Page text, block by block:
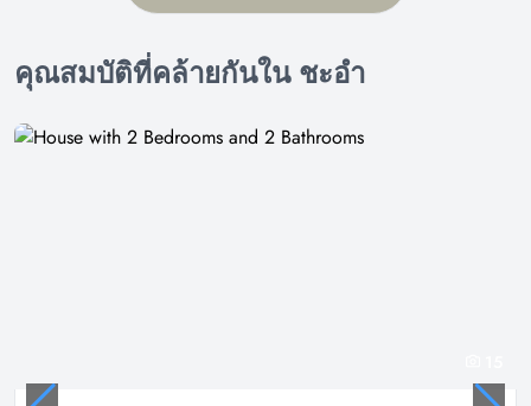
คุณสมบัติที่คล้ายกันใน ชะอำ